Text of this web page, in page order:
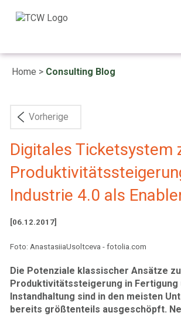
Home > Consulting Blog
Vorherige
Digitales Ticketsystem
Industrie 4.0 als
[06.12.2017]
Foto: AnastasiiaUsoltceva - fotolia.com
Die Potenziale klassischer Ansätze
Produktivitätssteigerung in Fertigung
Instandhaltung sind in den meisten
bereits größtenteils ausgeschöpft.